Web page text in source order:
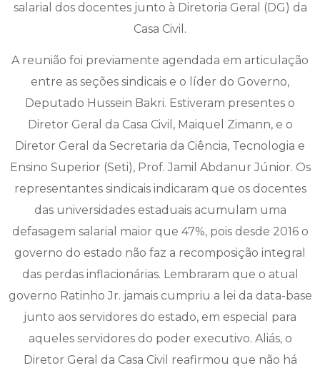
salarial dos docentes junto à Diretoria Geral (DG) da
Casa Civil.
A reunião foi previamente agendada em articulação
entre as seções sindicais e o líder do Governo,
Deputado Hussein Bakri. Estiveram presentes o
Diretor Geral da Casa Civil, Maiquel Zimann, e o
Diretor Geral da Secretaria da Ciência, Tecnologia e
Ensino Superior (Seti), Prof. Jamil Abdanur Júnior. Os
representantes sindicais indicaram que os docentes
das universidades estaduais acumulam uma
defasagem salarial maior que 47%, pois desde 2016 o
governo do estado não faz a recomposição integral
das perdas inflacionárias. Lembraram que o atual
governo Ratinho Jr. jamais cumpriu a lei da data-base
junto aos servidores do estado, em especial para
aqueles servidores do poder executivo. Aliás, o
Diretor Geral da Casa Civil reafirmou que não há